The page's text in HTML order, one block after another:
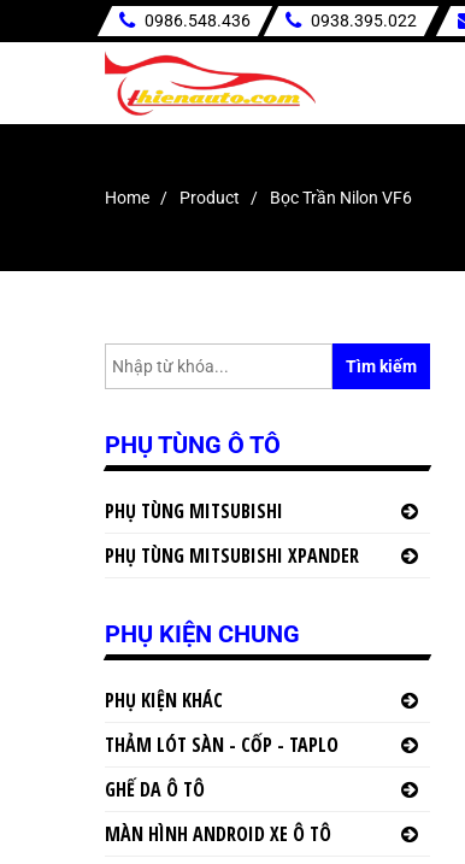
0986.548.436 0938.395.022
Home Product Bọc Trần Nilon VF6
Tìm kiếm
PHỤ TÙNG Ô TÔ
PHỤ TÙNG MITSUBISHI
PHỤ TÙNG MITSUBISHI XPANDER
PHỤ KIỆN CHUNG
PHỤ KIỆN KHÁC
THẢM LÓT SÀN - CỐP - TAPLO
GHẾ DA Ô TÔ
MÀN HÌNH ANDROID XE Ô TÔ